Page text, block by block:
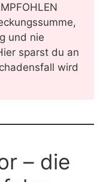
und nie
sparst du an
wird
– die